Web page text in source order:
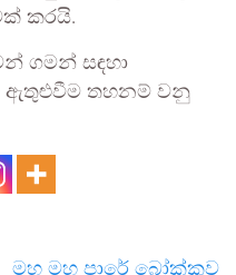
කරයි.
ගමන් සඳහා
ඇතුළුවීම තහනම් වනු
මහ මහ පාරේ බෝක්කුව